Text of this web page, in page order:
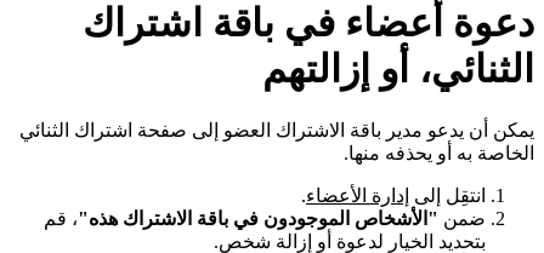
دعوة أعضاء في باقة اشتراك
الثنائي، أو إزالتهم
يمكن أن يدعو مدير باقة الاشتراك العضو إلى صفحة اشتراك الثنائي
الخاصة به أو يحذفه منها.
انتقِل إلى إدارة الأعضاء.
ضمن "الأشخاص الموجودون في باقة الاشتراك هذه"، قم
بتحديد الخيار لدعوة أو إزالة شخص.